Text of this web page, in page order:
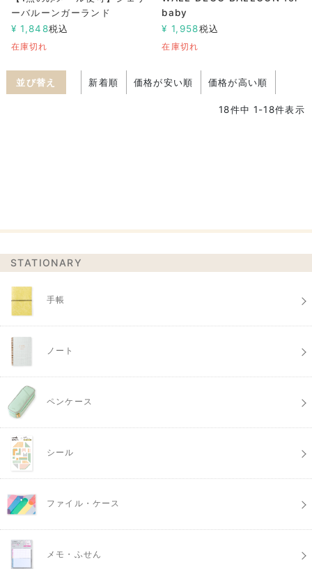
ーバルーンガーランド
¥ 1,848税込
在庫切れ
baby
¥ 1,958税込
在庫切れ
並び替え 新着順 価格が安い順 価格が高い順
18件中 1-18件表示
STATIONARY
手帳
ノート
ペンケース
シール
ファイル・ケース
メモ・ふせん